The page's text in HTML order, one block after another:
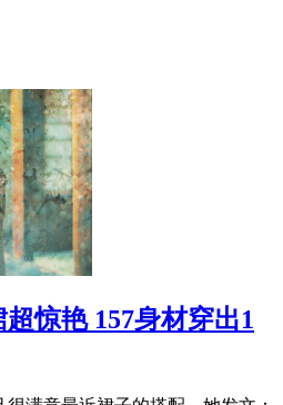
惊艳 157身材穿出1